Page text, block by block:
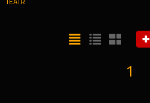
TEATR
1